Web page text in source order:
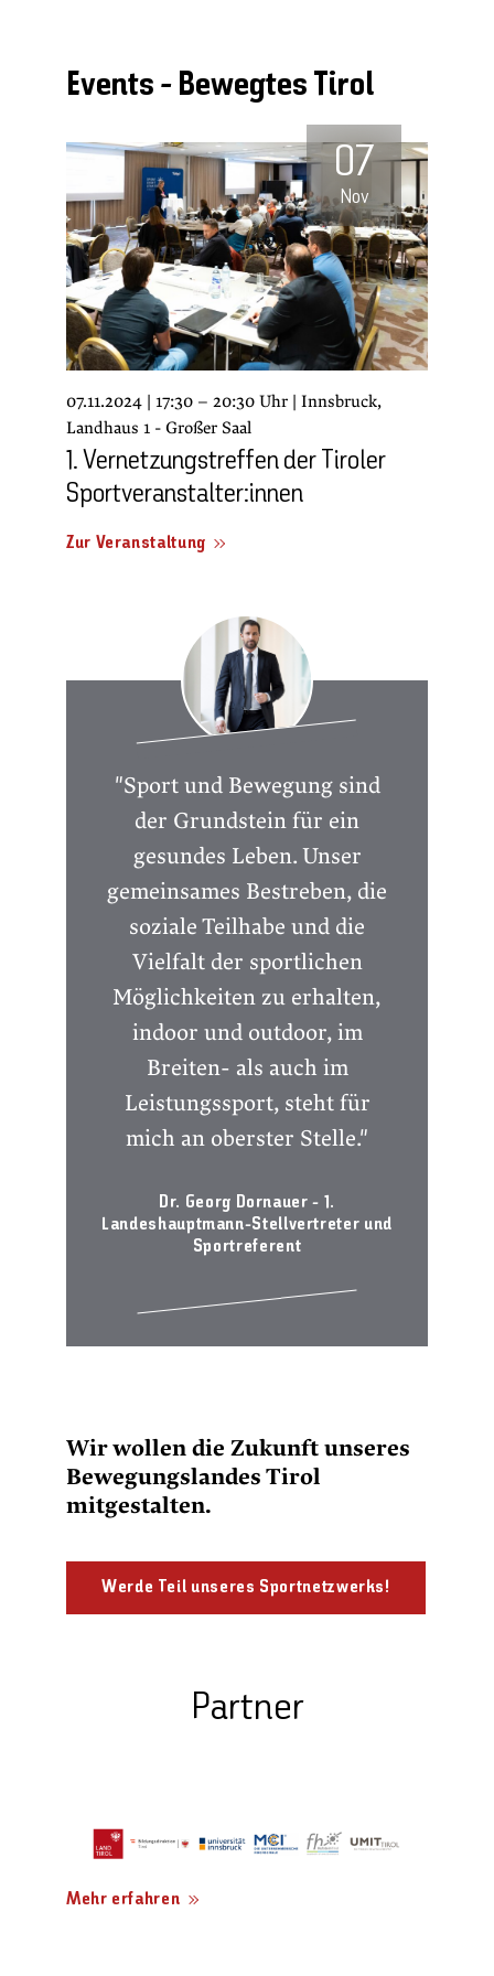
Events - Bewegtes Tirol
07
Nov
07.11.2024 | 17:30 – 20:30 Uhr | Innsbruck,
Landhaus 1 - Großer Saal
1. Vernetzungstreffen der Tiroler
Sportveranstalter:innen
Zur Veranstaltung
"Sport und Bewegung sind
der Grundstein für ein
gesundes Leben. Unser
gemeinsames Bestreben, die
soziale Teilhabe und die
Vielfalt der sportlichen
Möglichkeiten zu erhalten,
indoor und outdoor, im
Breiten- als auch im
Leistungssport, steht für
mich an oberster Stelle."
Dr. Georg Dornauer - 1.
Landeshauptmann-Stellvertreter und
Sportreferent
Wir wollen die Zukunft unseres
Bewegungslandes Tirol
mitgestalten.
Werde Teil unseres Sportnetzwerks!
Partner
Mehr erfahren